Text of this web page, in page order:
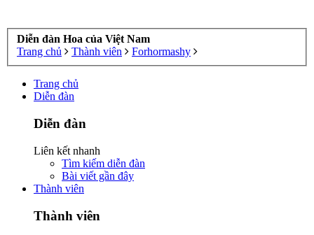
Diễn đàn Hoa của Việt Nam
Trang chủ
Thành viên Forhormashy
Trang chủ
Diễn đàn
Diễn đàn
Liên kết nhanh
Tìm kiếm diễn đàn
Bài viết gần đây
Thành viên
Thành viên